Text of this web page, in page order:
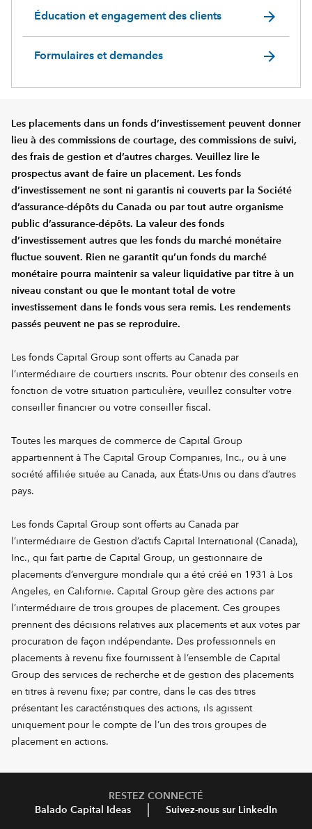
Éducation et engagement des clients arrow_forward
Formulaires et demandes arrow_forward
Les placements dans un fonds d’investissement peuvent donner
lieu à des commissions de courtage, des commissions de suivi,
des frais de gestion et d’autres charges. Veuillez lire le
prospectus avant de faire un placement. Les fonds
d’investissement ne sont ni garantis ni couverts par la Société
d’assurance-dépôts du Canada ou par tout autre organisme
public d’assurance-dépôts. La valeur des fonds
d’investissement autres que les fonds du marché monétaire
fluctue souvent. Rien ne garantit qu’un fonds du marché
monétaire pourra maintenir sa valeur liquidative par titre à un
niveau constant ou que le montant total de votre
investissement dans le fonds vous sera remis. Les rendements
passés peuvent ne pas se reproduire.
Les fonds Capital Group sont offerts au Canada par
l’intermédiaire de courtiers inscrits. Pour obtenir des conseils en
fonction de votre situation particulière, veuillez consulter votre
conseiller financier ou votre conseiller fiscal.
Toutes les marques de commerce de Capital Group
appartiennent à The Capital Group Companies, Inc., ou à une
société affiliée située au Canada, aux États-Unis ou dans d’autres
pays.
Les fonds Capital Group sont offerts au Canada par
l’intermédiaire de Gestion d’actifs Capital International (Canada),
Inc., qui fait partie de Capital Group, un gestionnaire de
placements d’envergure mondiale qui a été créé en 1931 à Los
Angeles, en Californie. Capital Group gère des actions par
l’intermédiaire de trois groupes de placement. Ces groupes
prennent des décisions relatives aux placements et aux votes par
procuration de façon indépendante. Des professionnels en
placements à revenu fixe fournissent à l’ensemble de Capital
Group des services de recherche et de gestion des placements
en titres à revenu fixe; par contre, dans le cas des titres
présentant les caractéristiques des actions, ils agissent
uniquement pour le compte de l’un des trois groupes de
placement en actions.
RESTEZ CONNECTÉ
Balado Capital Ideas
Suivez-nous sur LinkedIn